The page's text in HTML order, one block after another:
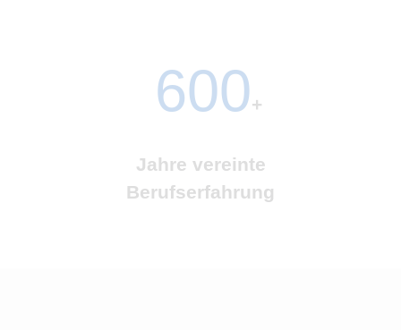
600+
Jahre vereinte
Berufserfahrung